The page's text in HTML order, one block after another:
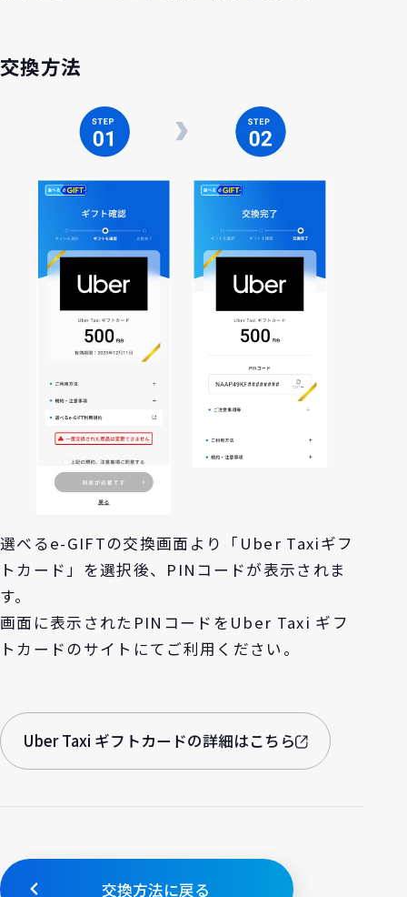
交換方法
選べるe-GIFTの交換画面より「Uber Taxiギフ
トカード」を選択後、PINコードが表示されま
す。
画面に表示されたPINコードをUber Taxi ギフ
トカードのサイトにてご利用ください。
Uber Taxi ギフトカードの詳細はこちら
交換方法に戻る